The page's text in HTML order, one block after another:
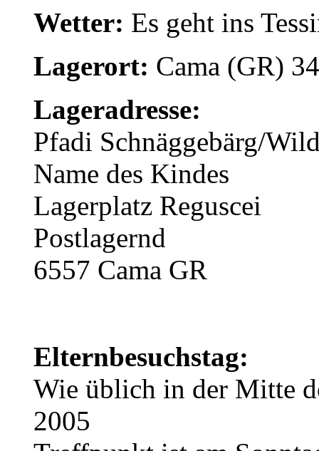
Wetter: Es geht ins
Lagerort: Cama (GR)
Lageradresse:
Pfadi Schnäggebärg/
Name des Kindes
Lagerplatz Reguscei
Postlagernd
6557 Cama GR
Elternbesuchstag:
Wie üblich in der Mitte
2005